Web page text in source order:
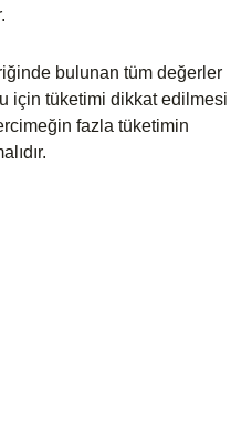
bulunan tüm değerler
için tüketimi dikkat edilmesi
fazla tüketimin